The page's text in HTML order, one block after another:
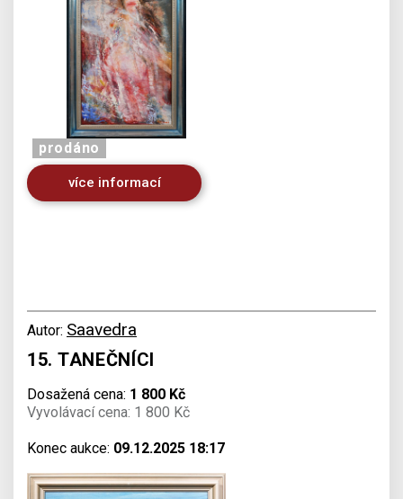
prodáno
více informací
Autor: Saavedra
15. TANEČNÍCI
Dosažená cena: 1 800 Kč
Vyvolávací cena: 1 800 Kč
Konec aukce: 09.12.2025 18:17